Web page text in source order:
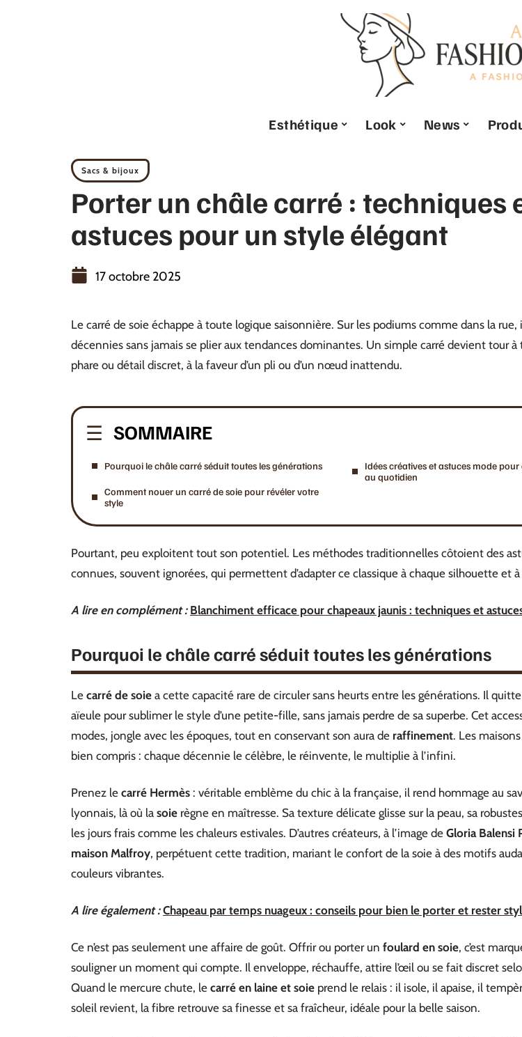
Esthétique Look News
Sacs & bijoux
Porter un châle carré : techniques
astuces pour un style élégant
17 octobre 2025
Le carré de soie échappe à toute logique saisonnière. Sur les podiums comme dans la rue,
décennies sans jamais se plier aux tendances dominantes. Un simple carré devient tour à
phare ou détail discret, à la faveur d’un pli ou d’un nœud inattendu.
SOMMAIRE
Pourquoi le châle carré séduit toutes les générations
Comment nouer un carré de soie pour révéler votre
style
Idées créatives et astuces mode pour
au quotidien
Pourtant, peu exploitent tout son potentiel. Les méthodes traditionnelles côtoient des
connues, souvent ignorées, qui permettent d’adapter ce classique à chaque silhouette et
A lire en complément : Blanchiment efficace pour chapeaux jaunis : techniques et
Pourquoi le châle carré séduit toutes les générations
Le carré de soie a cette capacité rare de circuler sans heurts entre les générations. Il quitte
aïeule pour sublimer le style d’une petite-fille, sans jamais perdre de sa superbe. Cet
modes, jongle avec les époques, tout en conservant son aura de raffinement. Les
bien compris : chaque décennie le célèbre, le réinvente, le multiplie à l’infini.
Prenez le carré Hermès : véritable emblème du chic à la française, il rend hommage au
lyonnais, là où la soie règne en maîtresse. Sa texture délicate glisse sur la peau, sa
les jours frais comme les chaleurs estivales. D’autres créateurs, à l’image de Gloria Balensi
maison Malfroy, perpétuent cette tradition, mariant le confort de la soie à des motifs
couleurs vibrantes.
A lire également : Chapeau par temps nuageux : conseils pour bien le porter et rester
Ce n’est pas seulement une affaire de goût. Offrir ou porter un foulard en soie, c’est
souligner un moment qui compte. Il enveloppe, réchauffe, attire l’œil ou se fait discret
Quand le mercure chute, le carré en laine et soie prend le relais : il isole, il apaise, il
soleil revient, la fibre retrouve sa finesse et sa fraîcheur, idéale pour la belle saison.